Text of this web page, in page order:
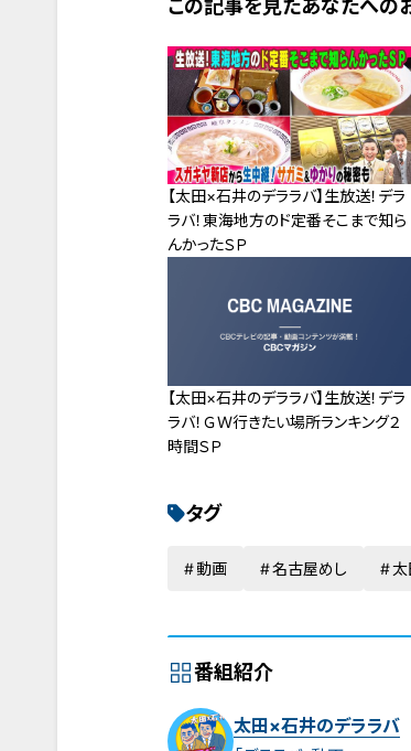
この記事を見たあなたへの
【太田×石井のデララバ】生放送！デラ
ラバ！東海地方のド定番そこまで知ら
んかったＳＰ
【太田×石井のデララバ】生放送！デラ
ラバ！ＧＷ行きたい場所ランキング２
時間ＳＰ
タグ
動画 名古屋めし 太
番組紹介
太田×石井のデララバ